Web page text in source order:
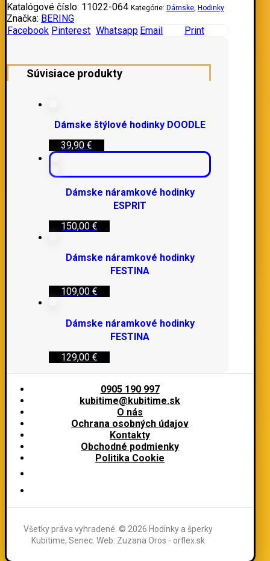
Katalógové číslo: 11022-064 Kategórie: Dámske, Hodinky
Značka: BERING
Facebook Pinterest Whatsapp Email Print
Súvisiace produkty
Dámske štýlové hodinky DOODLE
39,90 €
Dámske náramkové hodinky
ESPRIT
150,00 €
Dámske náramkové hodinky
FESTINA
109,00 €
Dámske náramkové hodinky
FESTINA
129,00 €
0905 190 997
kubitime@kubitime.sk
O nás
Ochrana osobných údajov
Kontakty
Obchodné podmienky
Politika Cookie
Všetky práva vyhradené. © 2026 Hodinky a šperky
Kubitime, Senec. Web: Zuzana Oros - orflex.sk